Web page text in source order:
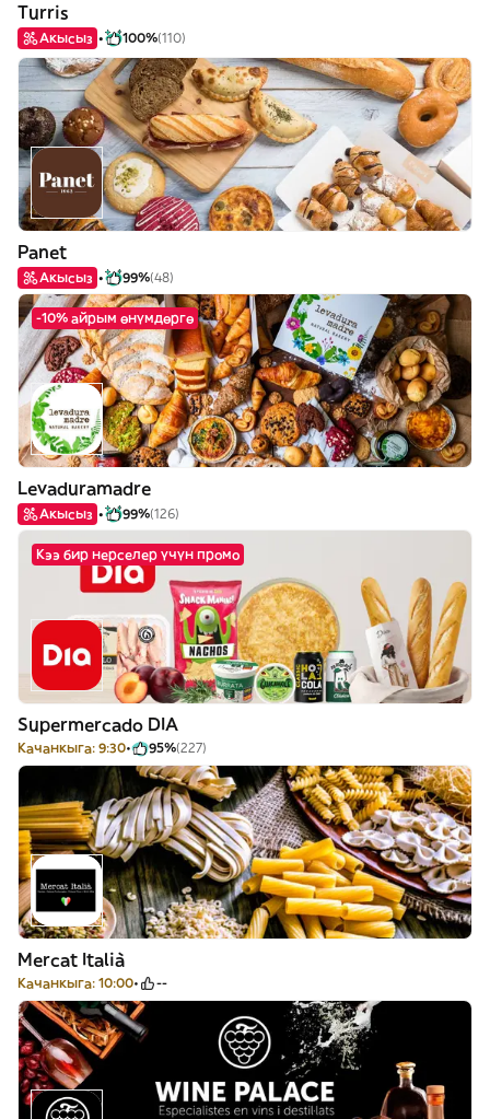
Turris
Акысыз 100%(110)
Panet
Акысыз 99%(48)
-10% айрым өнүмдөргө
Levaduramadre
Акысыз 99%(126)
Кээ бир нерселер үчүн промо
Supermercado DIA
Качанкыга: 9:30 95%(227)
Mercat Italià
Качанкыга: 10:00 --